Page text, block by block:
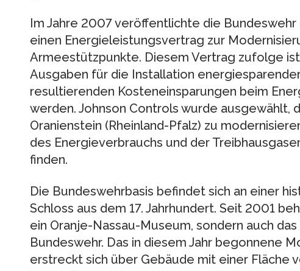
Im Jahre 2007 veröffentlichte die
einen Energieleistungsvertrag zur
Armeestützpunkte. Diesem Vertrag zufolge
Ausgaben für die Installation
resultierenden Kosteneinsparungen beim
werden. Johnson Controls wurde ausgewählt,
Oranienstein (Rheinland-Pfalz) zu
des Energieverbrauchs und der
finden.
Die Bundeswehrbasis befindet sich an einer
Schloss aus dem 17. Jahrhundert. Seit 2001
ein Oranje-Nassau-Museum, sondern auch
Bundeswehr. Das in diesem Jahr begonnene
erstreckt sich über Gebäude mit einer Fläche